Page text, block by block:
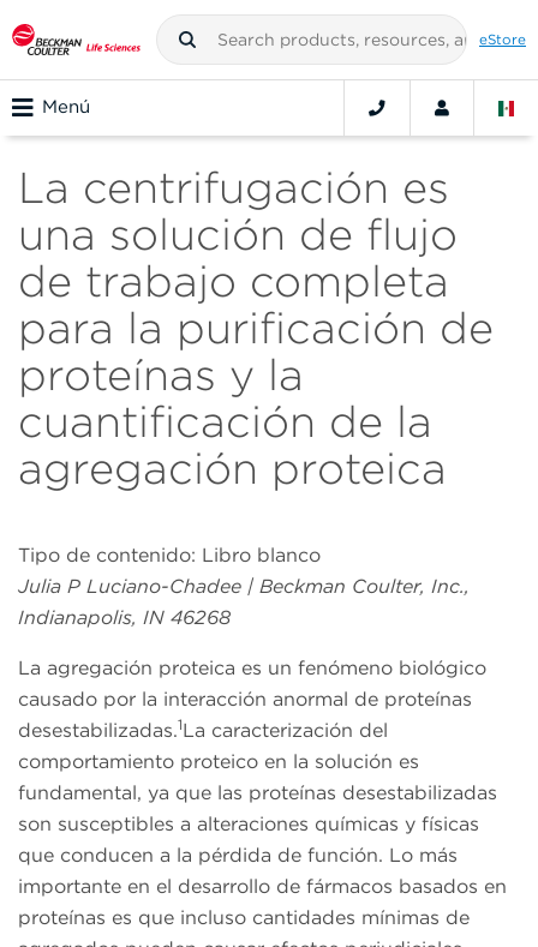
eStore
Menú
La centrifugación es
una solución de flujo
de trabajo completa
para la purificación de
proteínas y la
cuantificación de la
agregación proteica
Tipo de contenido: Libro blanco
Julia P Luciano-Chadee | Beckman Coulter, Inc.,
Indianapolis, IN 46268
La agregación proteica es un fenómeno biológico
causado por la interacción anormal de proteínas
desestabilizadas.1La caracterización del
comportamiento proteico en la solución es
fundamental, ya que las proteínas desestabilizadas
son susceptibles a alteraciones químicas y físicas
que conducen a la pérdida de función. Lo más
importante en el desarrollo de fármacos basados en
proteínas es que incluso cantidades mínimas de